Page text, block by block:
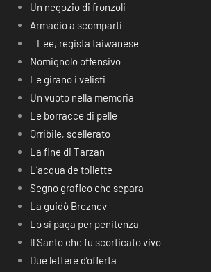
Un negozio di fronzoli
Armadio a scomparti
_ Lee, regista taiwanese
Nomignolo offensivo
Le girano i velisti
Un vuoto nella memoria
Le borracce di pelle
Orribile, scellerato
La fine di Tarzan
L’acqua de toilette
Segno grafico che separa
La guidò Breznev
Lo si paga per penitenza
Il Santo che fu scorticato vivo
Due lettere d’offerta